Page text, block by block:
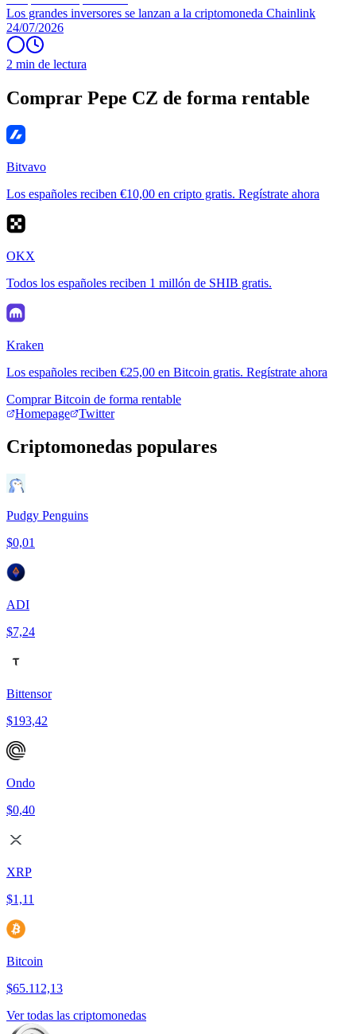
Los grandes inversores se lanzan a la criptomoneda Chainlink
24/07/2026
2 min de lectura
Comprar Pepe CZ de forma rentable
Bitvavo
Los españoles reciben €10,00 en cripto gratis. Regístrate ahora
OKX
Todos los españoles reciben 1 millón de SHIB gratis.
Kraken
Los españoles reciben €25,00 en Bitcoin gratis. Regístrate ahora
Comprar Bitcoin de forma rentable
Homepage
Twitter
Criptomonedas populares
Pudgy Penguins
$0,01
ADI
$7,24
Bittensor
$193,42
Ondo
$0,40
XRP
$1,11
Bitcoin
$65.112,13
Ver todas las criptomonedas